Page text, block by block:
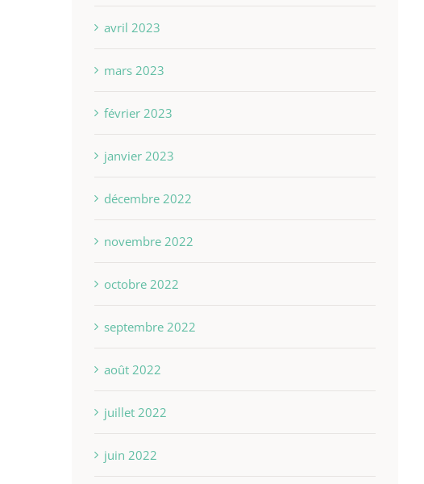
avril 2023
mars 2023
février 2023
janvier 2023
décembre 2022
novembre 2022
octobre 2022
septembre 2022
août 2022
juillet 2022
juin 2022